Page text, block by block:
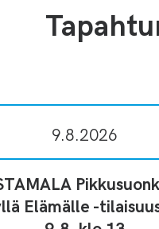
9.8.2026
Elämälle -